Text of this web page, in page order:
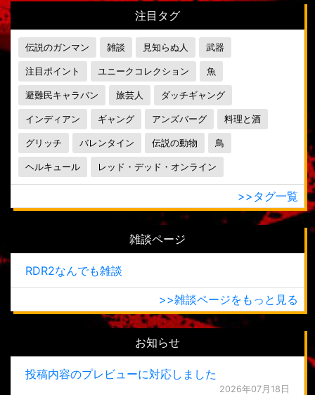
注目タグ
伝説のガンマン 雑談 見知らぬ人 武器
注目ポイント ユニークコレクション 魚
避難民キャラバン 旅芸人 ダッチギャング
インディアン ギャング アンズバーグ 料理と酒
グリッチ バレンタイン 伝説の動物 鳥
ヘルキュール レッド・デッド・オンライン
>>タグ一覧
雑談ページ
RDR2なんでも雑談
>>雑談ページをもっと見る
お知らせ
投稿内容のプレビューに対応しました
2026年07月18日